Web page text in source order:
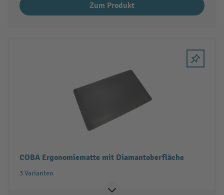
Zum Produkt
COBA Ergonomiematte mit Diamantoberfläche
3 Varianten